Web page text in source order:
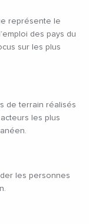
représente le
des pays du
sur les plus
de terrain réalisés
les plus
les personnes